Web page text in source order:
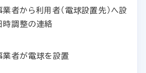
者から利用者（電球設置先）へ設
時調整の連絡
業者が電球を設置